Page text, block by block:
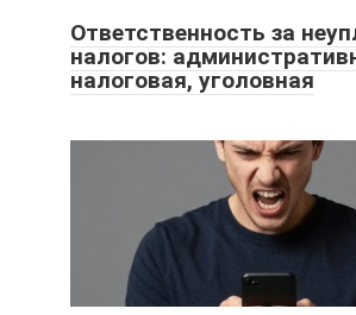
Ответственность за
налогов:
налоговая, уголовная